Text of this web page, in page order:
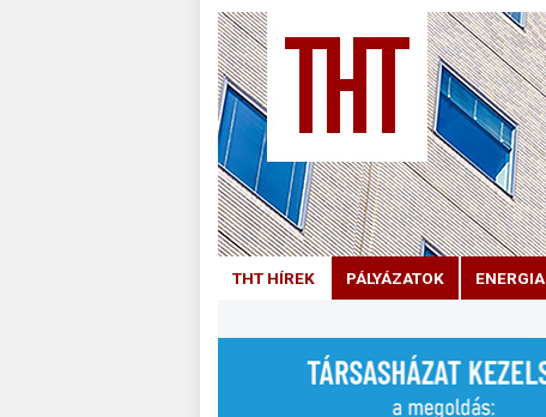
THT HÍREK PÁLYÁZATOK ENERGIA